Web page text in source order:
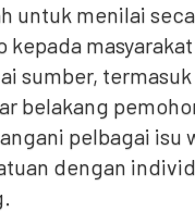
untuk menilai
sumber,
belakang
pelbagai
dengan